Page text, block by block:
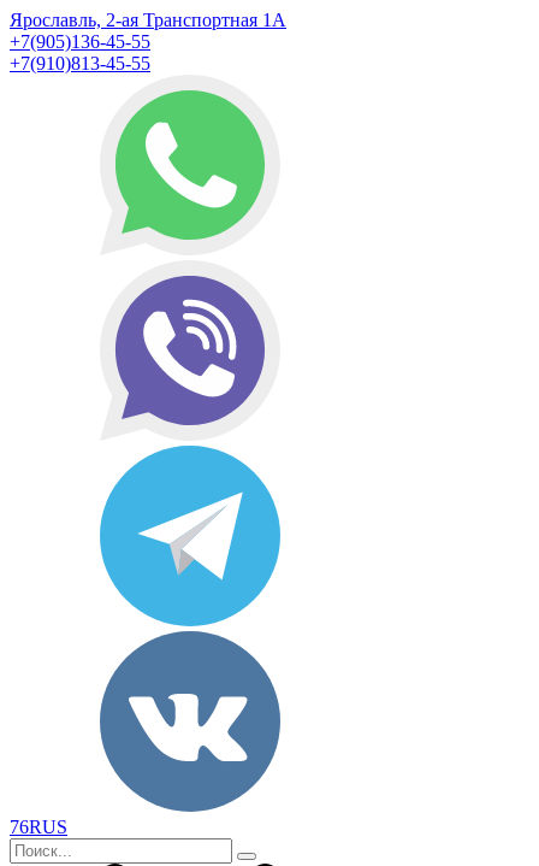
Ярославль, 2-ая Транспортная 1А
+7(905)136-45-55
+7(910)813-45-55
76RUS